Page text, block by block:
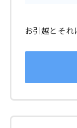
お引越とそ